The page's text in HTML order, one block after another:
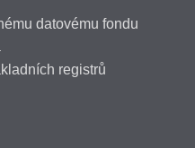
datovému fondu
registrů